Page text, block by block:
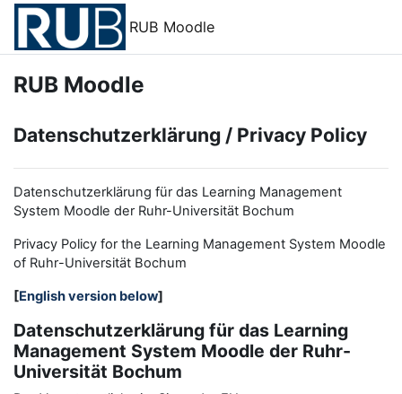
Zum Hauptinhalt
RUB Moodle
RUB Moodle
Datenschutzerklärung / Privacy Policy
Datenschutzerklärung für das Learning Management
System Moodle der Ruhr-Universität Bochum
Privacy Policy for the Learning Management System Moodle
of Ruhr-Universität Bochum
[English version below]
Datenschutzerklärung für das Learning
Management System Moodle der Ruhr-
Universität Bochum